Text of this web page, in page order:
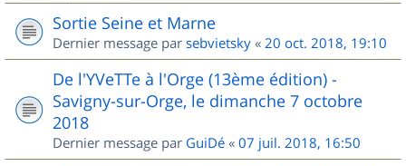
Sortie Seine et Marne
Dernier message par sebvietsky « 20 oct. 2018, 19:10
De l'YVeTTe à l'Orge (13ème édition) -
Savigny-sur-Orge, le dimanche 7 octobre
2018
Dernier message par GuiDé « 07 juil. 2018, 16:50